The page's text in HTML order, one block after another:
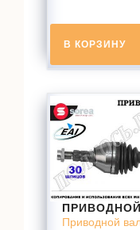
В КОРЗИНУ
ПРИВОДНОЙ
Приводной